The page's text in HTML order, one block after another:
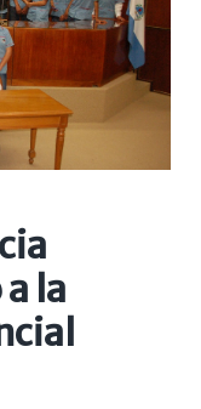
la